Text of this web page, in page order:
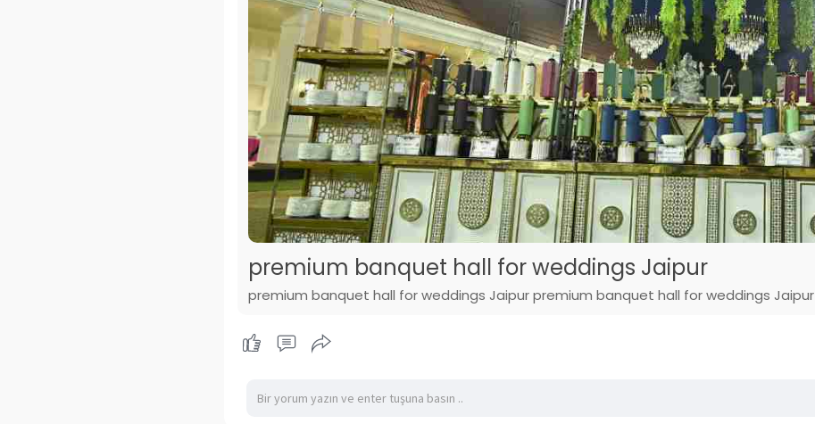
premium banquet hall for weddings Jaipur
premium banquet hall for weddings Jaipur premium banquet hall for weddings Jaipur